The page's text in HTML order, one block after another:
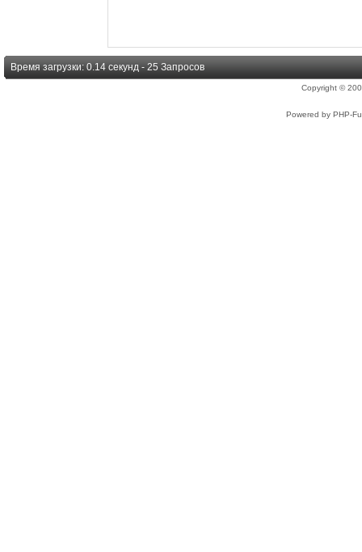
Время загрузки: 0.14 секунд - 25 Запросов
Copyright ©
Powered by PHP-